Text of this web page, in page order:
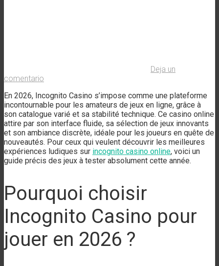
Deja un
comentario
En 2026, Incognito Casino s’impose comme une plateforme
incontournable pour les amateurs de jeux en ligne, grâce à
son catalogue varié et sa stabilité technique. Ce casino online
attire par son interface fluide, sa sélection de jeux innovants
et son ambiance discrète, idéale pour les joueurs en quête de
nouveautés. Pour ceux qui veulent découvrir les meilleures
expériences ludiques sur incognito casino online, voici un
guide précis des jeux à tester absolument cette année.
Pourquoi choisir
Incognito Casino pour
jouer en 2026 ?